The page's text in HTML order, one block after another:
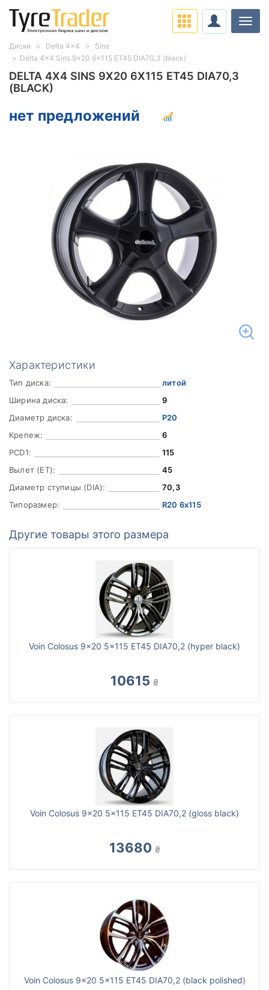
DELTA 4X4 SINS 9X20 6X115 ET45 DIA70,3
(BLACK)
нет предложений
Характеристики
Тип диска:
литой
Ширина диска:
9
Диаметр диска:
Р20
Крепеж:
6
PCD1:
115
Вылет (ET):
45
Диаметр ступицы (DIA):
70,3
Типоразмер:
R20 6x115
Другие товары этого размера
Voin Colosus 9x20 5x115 ET45 DIA70,2 (hyper black)
10615 ₴
Voin Colosus 9x20 5x115 ET45 DIA70,2 (gloss black)
13680 ₴
Voin Colosus 9x20 5x115 ET45 DIA70,2 (black polished)
Диски Delta 4x4
Sins
Delta 4x4 Sins 9x20 6x115 ET45 DIA70,3 (black)